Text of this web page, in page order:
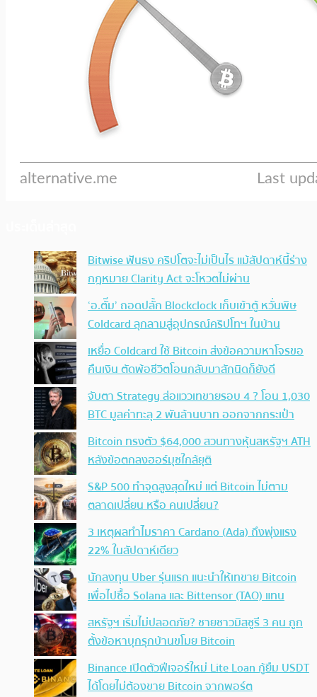
Bitwise ฟันธง คริปโตจะไม่เป็นไร แม้สัปดาห์นี้ร่าง
กฎหมาย Clarity Act จะโหวตไม่ผ่าน
‘อ.ตั๊ม’ ถอดปลั้ก Blockclock เก็บเข้าตู้ หวั่นพิษ
Coldcard ลุกลามสู่อุปกรณ์คริปโทฯ ในบ้าน
เหยื่อ Coldcard ใช้ Bitcoin ส่งข้อความหาโจรขอ
คืนเงิน ตัดพ้อชีวิตโอนกลับมาสักนิดก็ยังดี
จับตา Strategy ส่อแววเทขายรอบ 4 ? โอน 1,030
BTC มูลค่าทะลุ 2 พันล้านบาท ออกจากกระเป๋า
Bitcoin ทรงตัว $64,000 สวนทางหุ้นสหรัฐฯ ATH
หลังข้อตกลงฮอร์มุซใกล้ยุติ
S&P 500 ทำจุดสูงสุดใหม่ แต่ Bitcoin ไม่ตาม
ตลาดเปลี่ยน หรือ คนเปลี่ยน?
3 เหตุผลทำไมราคา Cardano (Ada) ถึงพุ่งแรง
22% ในสัปดาห์เดียว
นักลงทุน Uber รุ่นแรก แนะนำให้เทขาย Bitcoin
เพื่อไปซื้อ Solana และ Bittensor (TAO) แทน
สหรัฐฯ เริ่มไม่ปลอดภัย? ชายชาวมิสซูรี 3 คน ถูก
ตั้งข้อหาบุกรุกบ้านขโมย Bitcoin
Binance เปิดตัวฟีเจอร์ใหม่ Lite Loan กู้ยืม USDT
ได้โดยไม่ต้องขาย Bitcoin จากพอร์ต